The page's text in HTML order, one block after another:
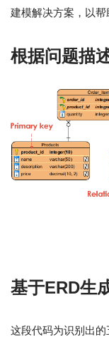
建模解决方案，以帮
根据问题描
基于ERD生
这段代码为识别出